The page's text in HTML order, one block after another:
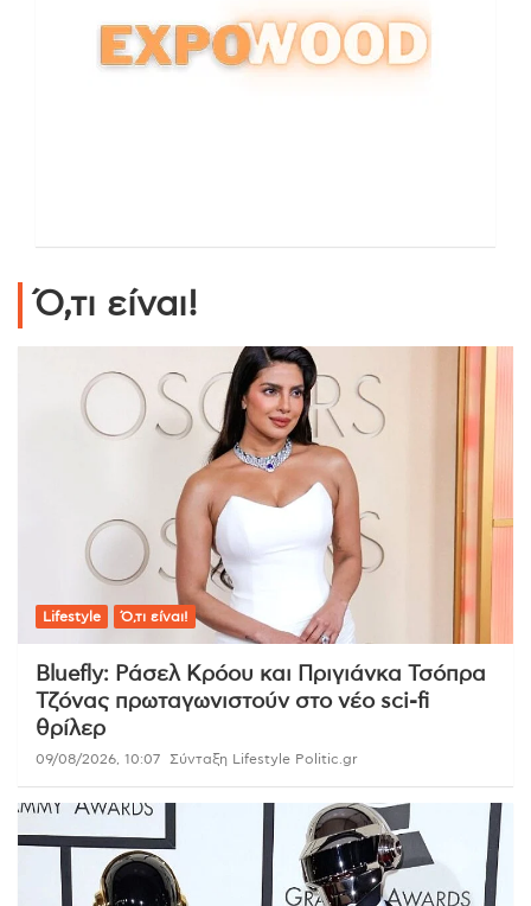
Ό,τι είναι!
Lifestyle Ό,τι είναι!
Bluefly: Ράσελ Κρόου και Πριγιάνκα Τσόπρα
Τζόνας πρωταγωνιστούν στο νέο sci-fi
θρίλερ
09/08/2026, 10:07 Σύνταξη Lifestyle Politic.gr